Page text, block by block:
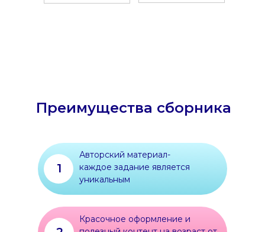
Преимущества сборника
1
Авторский материал-
каждое задание является
уникальным
Красочное оформление и